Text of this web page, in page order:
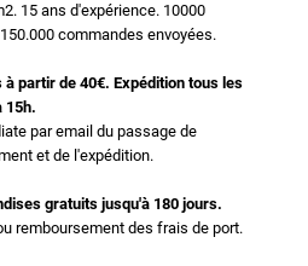
15 ans d'expérience. 10000
commandes envoyées.
partir de 40€. Expédition tous les
15h.
par email du passage de
et de l'expédition.
gratuits jusqu'à 180 jours.
remboursement des frais de port.